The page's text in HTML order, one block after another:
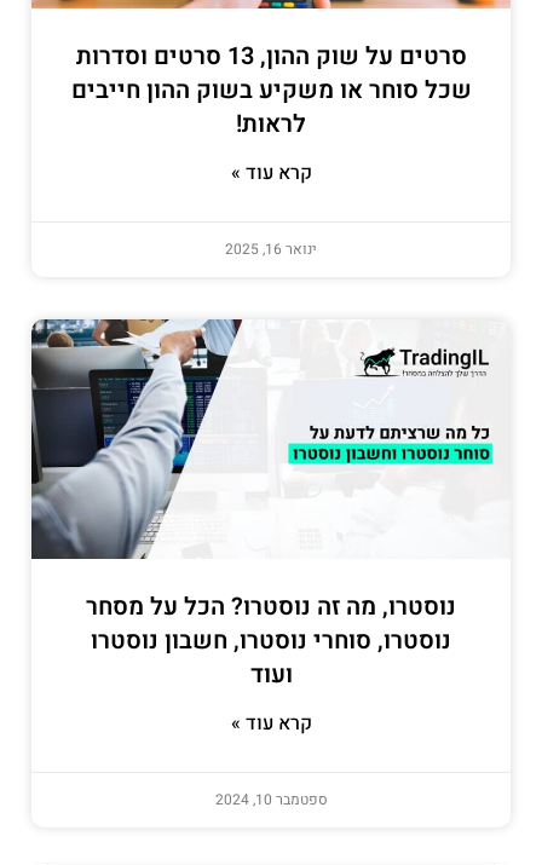
סרטים על שוק ההון, 13 סרטים וסדרות
שכל סוחר או משקיע בשוק ההון חייבים
לראות!
קרא עוד »
ינואר 16, 2025
נוסטרו, מה זה נוסטרו? הכל על מסחר
נוסטרו, סוחרי נוסטרו, חשבון נוסטרו
ועוד
קרא עוד »
ספטמבר 10, 2024